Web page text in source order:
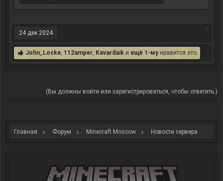
24 дек 2024
John_Locke, 112amper, Kavardaik и ещё 1-мунравится это.
(Вы должны войти или зарегистрироваться, чтобы ответить.)
Главная Форум Minecraft Moscow Новости сервера